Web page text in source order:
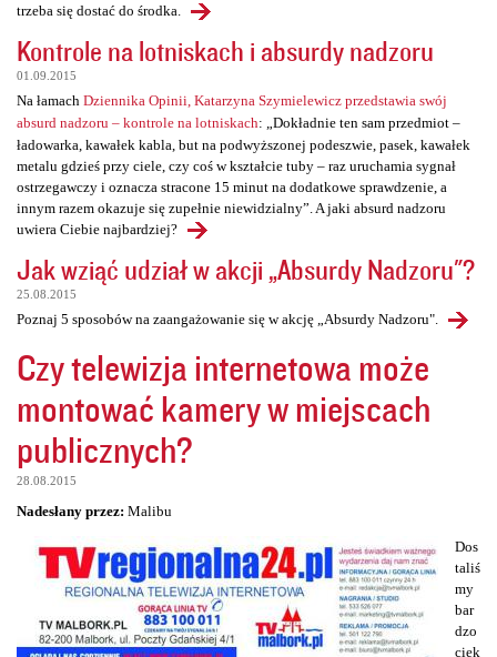
trzeba się dostać do środka.
Kontrole na lotniskach i absurdy nadzoru
01.09.2015
Na łamach Dziennika Opinii, Katarzyna Szymielewicz przedstawia swój
absurd nadzoru – kontrole na lotniskach: „Dokładnie ten sam przedmiot –
ładowarka, kawałek kabla, but na podwyższonej podeszwie, pasek, kawałek
metalu gdzieś przy ciele, czy coś w kształcie tuby – raz uruchamia sygnał
ostrzegawczy i oznacza stracone 15 minut na dodatkowe sprawdzenie, a
innym razem okazuje się zupełnie niewidzialny”. A jaki absurd nadzoru
uwiera Ciebie najbardziej?
Jak wziąć udział w akcji „Absurdy Nadzoru"?
25.08.2015
Poznaj 5 sposobów na zaangażowanie się w akcję „Absurdy Nadzoru".
Czy telewizja internetowa może
montować kamery w miejscach
publicznych?
28.08.2015
Nadesłany przez: Malibu
Dos
taliś
my
bar
dzo
ciek